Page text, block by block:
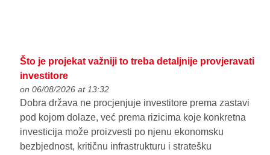
Što je projekat važniji to treba detaljnije provjeravati
investitore
on 06/08/2026 at 13:32
Dobra država ne procjenjuje investitore prema zastavi
pod kojom dolaze, već prema rizicima koje konkretna
investicija može proizvesti po njenu ekonomsku
bezbjednost, kritičnu infrastrukturu i stratešku